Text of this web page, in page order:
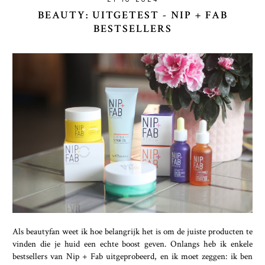
BEAUTY: UITGETEST - NIP + FAB
BESTSELLERS
Als beautyfan weet ik hoe belangrijk het is om de juiste producten te
vinden die je huid een echte boost geven. Onlangs heb ik enkele
bestsellers van Nip + Fab uitgeprobeerd, en ik moet zeggen: ik ben